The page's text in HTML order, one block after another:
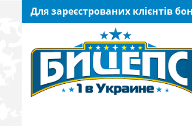
Для зареєстрованих клієнтів